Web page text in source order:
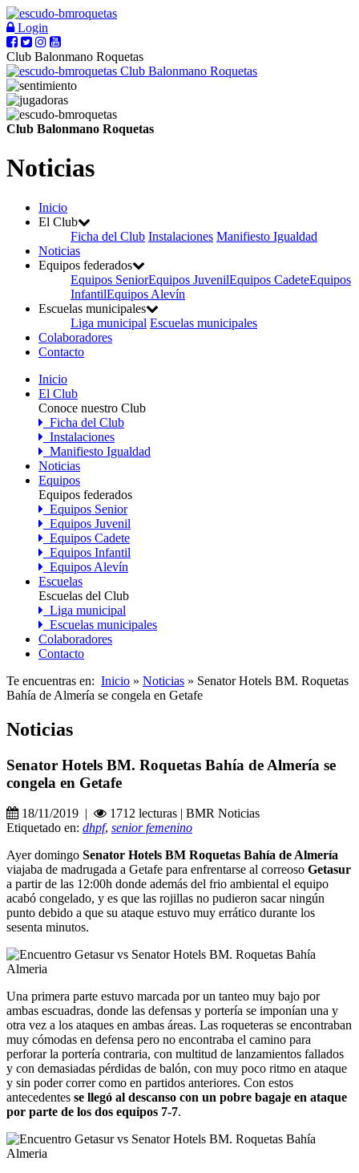
Login
Club Balonmano Roquetas
Club Balonmano Roquetas
Club Balonmano Roquetas
Noticias
Inicio
El Club
Ficha del Club Instalaciones Manifiesto Igualdad
Noticias
Equipos federados
Equipos SeniorEquipos JuvenilEquipos CadeteEquipos
InfantilEquipos Alevín
Escuelas municipales
Liga municipal Escuelas municipales
Colaboradores
Contacto
Inicio
El Club
Conoce nuestro Club
Ficha del Club
Instalaciones
Manifiesto Igualdad
Noticias
Equipos
Equipos federados
Equipos Senior
Equipos Juvenil
Equipos Cadete
Equipos Infantil
Equipos Alevín
Escuelas
Escuelas del Club
Liga municipal
Escuelas municipales
Colaboradores
Contacto
Te encuentras en: Inicio » Noticias » Senator Hotels BM. Roquetas
Bahía de Almería se congela en Getafe
Noticias
Senator Hotels BM. Roquetas Bahía de Almería se
congela en Getafe
18/11/2019 |
1712 lecturas | BMR Noticias
Etiquetado en: dhpf, senior femenino
Ayer domingo Senator Hotels BM Roquetas Bahía de Almería
viajaba de madrugada a Getafe para enfrentarse al correoso Getasur
a partir de las 12:00h donde además del frio ambiental el equipo
acabó congelado, y es que las rojillas no pudieron sacar ningún
punto debido a que su ataque estuvo muy errático durante los
sesenta minutos.
Una primera parte estuvo marcada por un tanteo muy bajo por
ambas escuadras, donde las defensas y portería se imponían una y
otra vez a los ataques en ambas áreas. Las roqueteras se encontraban
muy cómodas en defensa pero no encontraba el camino para
perforar la portería contraria, con multitud de lanzamientos fallados
y con demasiadas pérdidas de balón, con muy poco ritmo en ataque
y sin poder correr como en partidos anteriores. Con estos
antecedentes se llegó al descanso con un pobre bagaje en ataque
por parte de los dos equipos 7-7.